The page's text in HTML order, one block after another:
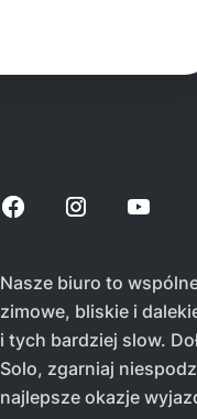
Nasze biuro to
zimowe, bliskie i
i tych bardziej slow.
Solo, zgarniaj
najlepsze okazje